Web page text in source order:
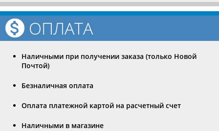
ОПЛАТА
Наличными при получении заказа (только Новой
Почтой)
Безналичная оплата
Оплата платежной картой на расчетный счет
Наличными в магазине